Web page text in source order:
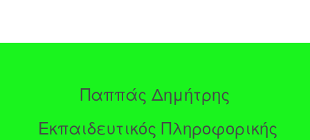
Παππάς Δημήτρης
Εκπαιδευτικός Πληροφορικής